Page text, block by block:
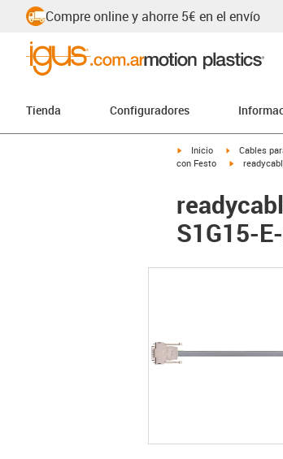
Compre online y ahorre 5€ en el envío
Tienda Configuradores
igus-icon-arrow-right
Inicio igus-icon-
Cables
con Festo
igus-icon-
S1G15-